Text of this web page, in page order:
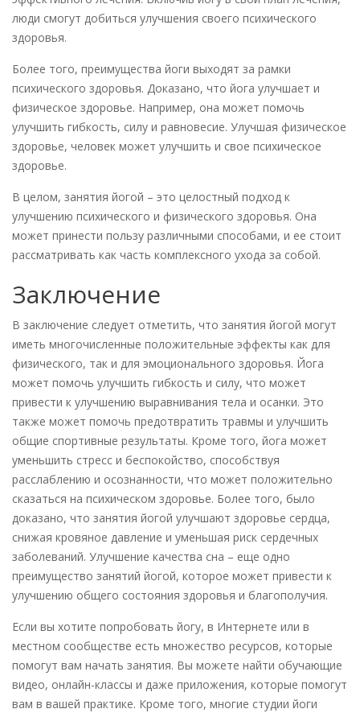
люди смогут добиться улучшения своего психического
здоровья.
Более того, преимущества йоги выходят за рамки
психического здоровья. Доказано, что йога улучшает и
физическое здоровье. Например, она может помочь
улучшить гибкость, силу и равновесие. Улучшая физическое
здоровье, человек может улучшить и свое психическое
здоровье.
В целом, занятия йогой – это целостный подход к
улучшению психического и физического здоровья. Она
может принести пользу различными способами, и ее стоит
рассматривать как часть комплексного ухода за собой.
Заключение
В заключение следует отметить, что занятия йогой могут
иметь многочисленные положительные эффекты как для
физического, так и для эмоционального здоровья. Йога
может помочь улучшить гибкость и силу, что может
привести к улучшению выравнивания тела и осанки. Это
также может помочь предотвратить травмы и улучшить
общие спортивные результаты. Кроме того, йога может
уменьшить стресс и беспокойство, способствуя
расслаблению и осознанности, что может положительно
сказаться на психическом здоровье. Более того, было
доказано, что занятия йогой улучшают здоровье сердца,
снижая кровяное давление и уменьшая риск сердечных
заболеваний. Улучшение качества сна – еще одно
преимущество занятий йогой, которое может привести к
улучшению общего состояния здоровья и благополучия.
Если вы хотите попробовать йогу, в Интернете или в
местном сообществе есть множество ресурсов, которые
помогут вам начать занятия. Вы можете найти обучающие
видео, онлайн-классы и даже приложения, которые помогут
вам в вашей практике. Кроме того, многие студии йоги